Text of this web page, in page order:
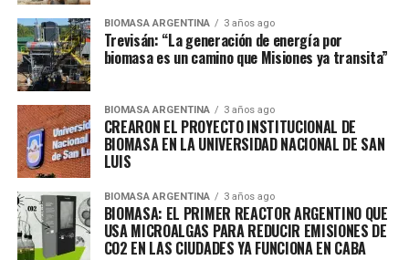
BIOMASA ARGENTINA 3 años ago
Trevisán: “La generación de energía por
biomasa es un camino que Misiones ya transita”
BIOMASA ARGENTINA 3 años ago
CREARON EL PROYECTO INSTITUCIONAL DE
BIOMASA EN LA UNIVERSIDAD NACIONAL DE SAN
LUIS
BIOMASA ARGENTINA 3 años ago
BIOMASA: EL PRIMER REACTOR ARGENTINO QUE
USA MICROALGAS PARA REDUCIR EMISIONES DE
CO2 EN LAS CIUDADES YA FUNCIONA EN CABA